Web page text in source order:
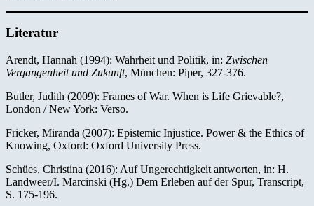
Literatur
Arendt, Hannah (1994): Wahrheit und Politik, in: Zwischen
Vergangenheit und Zukunft, München: Piper, 327-376.
Butler, Judith (2009): Frames of War. When is Life Grievable?,
London / New York: Verso.
Fricker, Miranda (2007): Epistemic Injustice. Power & the Ethics of
Knowing, Oxford: Oxford University Press.
Schües, Christina (2016): Auf Ungerechtigkeit antworten, in: H.
Landweer/I. Marcinski (Hg.) Dem Erleben auf der Spur, Transcript,
S. 175-196.